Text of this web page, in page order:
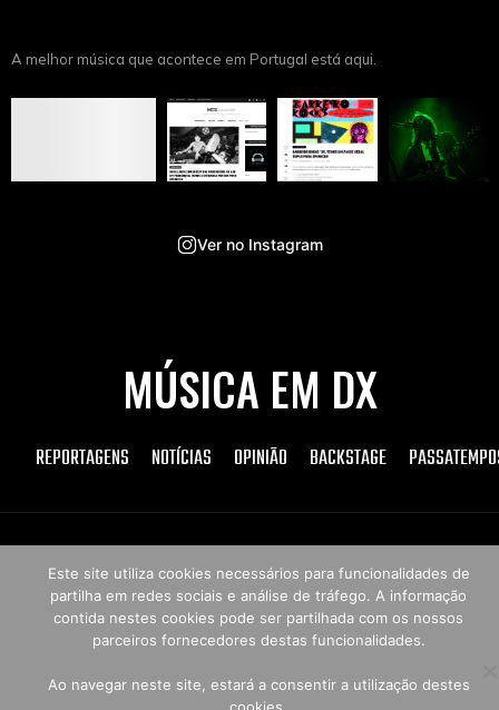
A melhor música que acontece em Portugal está aqui.
Ver no Instagram
MÚSICA EM DX
REPORTAGENS NOTÍCIAS OPINIÃO BACKSTAGE
Este site utiliza cookies necessários para funcionalidades de
partilha em redes sociais e análise de tráfego. A informação
contida nestes cookies pode ser partilhada com os nossos
parceiros fornecedores destas funcionalidades.
Ao navegar neste site, estará a consentir a utilização destes